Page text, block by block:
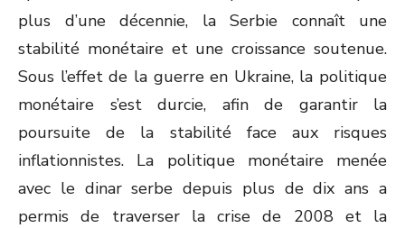
plus d’une décennie, la Serbie connaît une
stabilité monétaire et une croissance soutenue.
Sous l’effet de la guerre en Ukraine, la politique
monétaire s’est durcie, afin de garantir la
poursuite de la stabilité face aux risques
inflationnistes. La politique monétaire menée
avec le dinar serbe depuis plus de dix ans a
permis de traverser la crise de 2008 et la